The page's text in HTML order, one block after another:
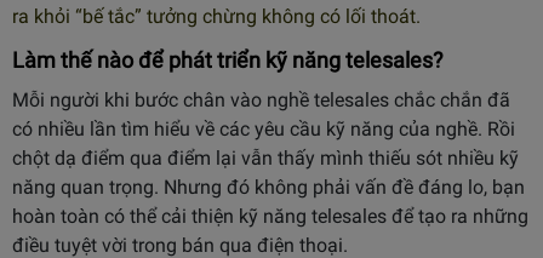
ra khỏi “bế tắc” tưởng chừng không có lối thoát.
Làm thế nào để phát triển kỹ năng telesales?
Mỗi người khi bước chân vào nghề telesales chắc chắn đã
có nhiều lần tìm hiểu về các yêu cầu kỹ năng của nghề. Rồi
chột dạ điểm qua điểm lại vẫn thấy mình thiếu sót nhiều kỹ
năng quan trọng. Nhưng đó không phải vấn đề đáng lo, bạn
hoàn toàn có thể cải thiện kỹ năng telesales để tạo ra những
điều tuyệt vời trong bán qua điện thoại.